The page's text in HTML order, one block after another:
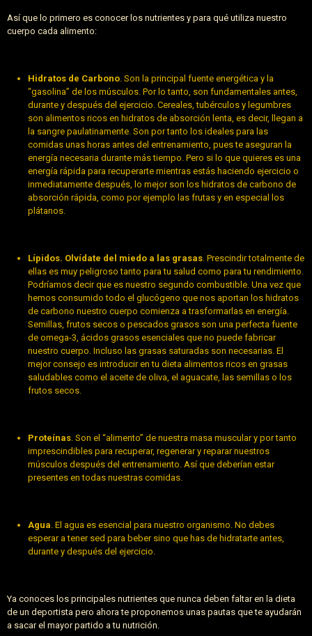
Así que lo primero es conocer los nutrientes y para qué utiliza nuestro
cuerpo cada alimento:
Hidratos de Carbono. Son la principal fuente energética y la
“gasolina” de los músculos. Por lo tanto, son fundamentales antes,
durante y después del ejercicio. Cereales, tubérculos y legumbres
son alimentos ricos en hidratos de absorción lenta, es decir, llegan a
la sangre paulatinamente. Son por tanto los ideales para las
comidas unas horas antes del entrenamiento, pues te aseguran la
energía necesaria durante más tiempo. Pero si lo que quieres es una
energía rápida para recuperarte mientras estás haciendo ejercicio o
inmediatamente después, lo mejor son los hidratos de carbono de
absorción rápida, como por ejemplo las frutas y en especial los
plátanos.
Lípidos. Olvídate del miedo a las grasas. Prescindir totalmente de
ellas es muy peligroso tanto para tu salud como para tu rendimiento.
Podríamos decir que es nuestro segundo combustible. Una vez que
hemos consumido todo el glucógeno que nos aportan los hidratos
de carbono nuestro cuerpo comienza a trasformarlas en energía.
Semillas, frutos secos o pescados grasos son una perfecta fuente
de omega-3, ácidos grasos esenciales que no puede fabricar
nuestro cuerpo. Incluso las grasas saturadas son necesarias. El
mejor consejo es introducir en tu dieta alimentos ricos en grasas
saludables como el aceite de oliva, el aguacate, las semillas o los
frutos secos.
Proteínas. Son el “alimento” de nuestra masa muscular y por tanto
imprescindibles para recuperar, regenerar y reparar nuestros
músculos después del entrenamiento. Así que deberían estar
presentes en todas nuestras comidas.
Agua. El agua es esencial para nuestro organismo. No debes
esperar a tener sed para beber sino que has de hidratarte antes,
durante y después del ejercicio.
Ya conoces los principales nutrientes que nunca deben faltar en la dieta
de un deportista pero ahora te proponemos unas pautas que te ayudarán
a sacar el mayor partido a tu nutrición.